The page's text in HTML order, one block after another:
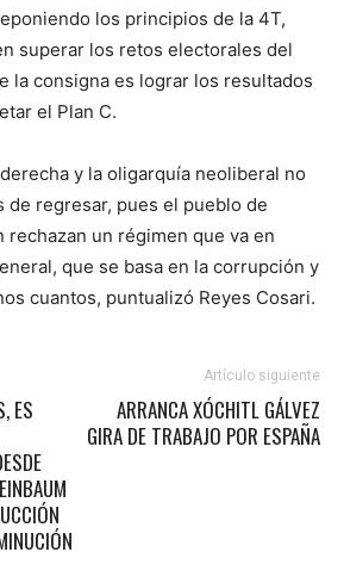
los principios de la 4T,
superar los retos electorales del
la consigna es lograr los resultados
el Plan C.
y la oligarquía neoliberal no
regresar, pues el pueblo de
rechazan un régimen que va en
que se basa en la corrupción y
cuantos, puntualizó Reyes Cosari.
ES
Artículo siguiente
ARRANCA XÓCHITL GÁLVEZ
GIRA DE TRABAJO POR ESPAÑA